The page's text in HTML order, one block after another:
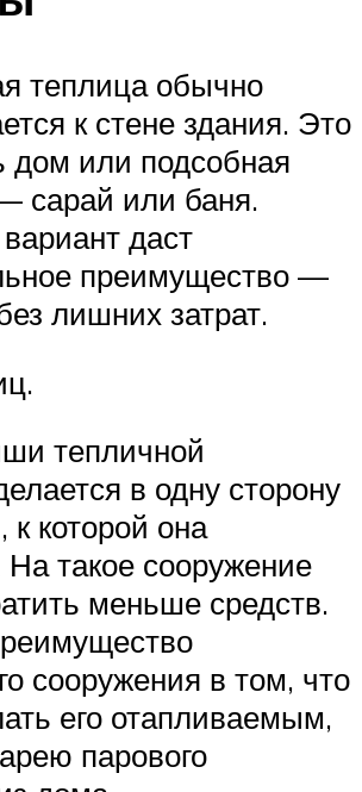
теплица обычно
к стене здания. Это
дом или подсобная
сарай или баня.
даст
преимущество —
лишних затрат.
тепличной
в одну сторону
которой она
такое сооружение
меньше средств.
сооружения в том, что
его отапливаемым,
парового